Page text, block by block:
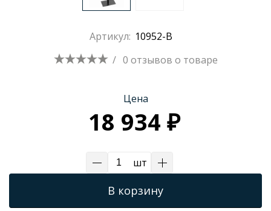
Душевые поддоны
Душевые уголки и ограждения
Артикул: 10952-B
/ 0 отзывов о товаре
Цена
18 934 ₽
шт
В корзину